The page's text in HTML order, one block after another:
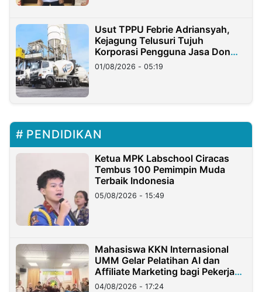
Usut TPPU Febrie Adriansyah,
Kejagung Telusuri Tujuh
Korporasi Pengguna Jasa Don
Ritto
01/08/2026 - 05:19
PENDIDIKAN
Ketua MPK Labschool Ciracas
Tembus 100 Pemimpin Muda
Terbaik Indonesia
05/08/2026 - 15:49
Mahasiswa KKN Internasional
UMM Gelar Pelatihan AI dan
Affiliate Marketing bagi Pekerja
Migran Indonesia di Taiwan
04/08/2026 - 17:24